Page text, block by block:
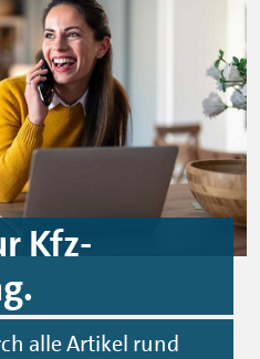
Kfz-
alle Artikel rund